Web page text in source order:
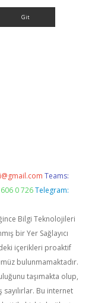
Teams:
0 726 Telegram:
Bilgi Teknolojileri
bir Yer Sağlayıcı
içerikleri proaktif
bulunmamaktadır.
taşımakta olup,
Bu internet